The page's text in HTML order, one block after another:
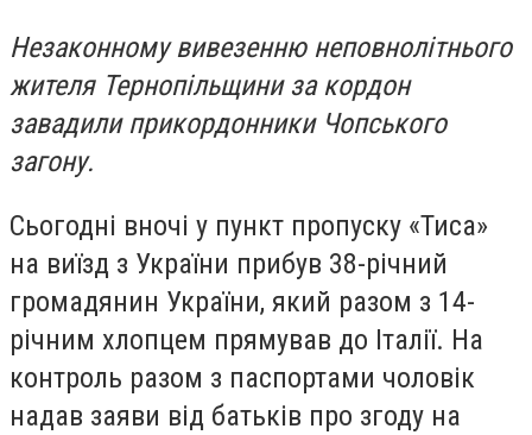
Незаконному вивезенню неповнолітнього
жителя Тернопільщини за кордон
завадили прикордонники Чопського
загону.
Сьогодні вночі у пункт пропуску «Тиса»
на виїзд з України прибув 38-річний
громадянин України, який разом з 14-
річним хлопцем прямував до Італії. На
контроль разом з паспортами чоловік
надав заяви від батьків про згоду на